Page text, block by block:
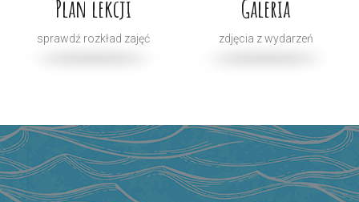
Plan lekcji
sprawdź rozkład zajęć
Galeria
zdjęcia z wydarzeń